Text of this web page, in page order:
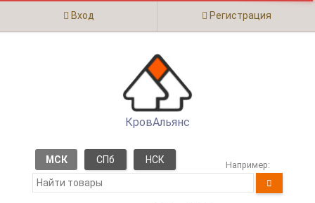
Вход Регистрация
КровАльянс
МСК СПб НСК Например: